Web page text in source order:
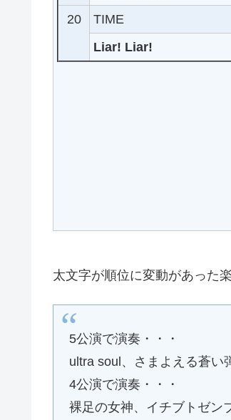
20
TIME
Liar! Liar!
太文字が順位に変動があった
5公演で演奏・・・
ultra soul、さまよえる蒼い
4公演で演奏・・・
裸足の女神、イチブトゼン